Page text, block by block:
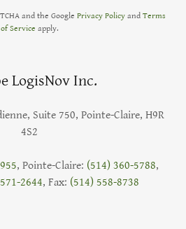
and the Google Privacy Policy and Terms
of Service apply.
LogisNov Inc.
Suite 750, Pointe-Claire, H9R
4S2
, Pointe-Claire: (514) 360-5788,
2644, Fax: (514) 558-8738